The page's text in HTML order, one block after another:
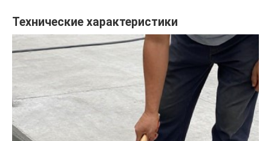
Технические характеристики